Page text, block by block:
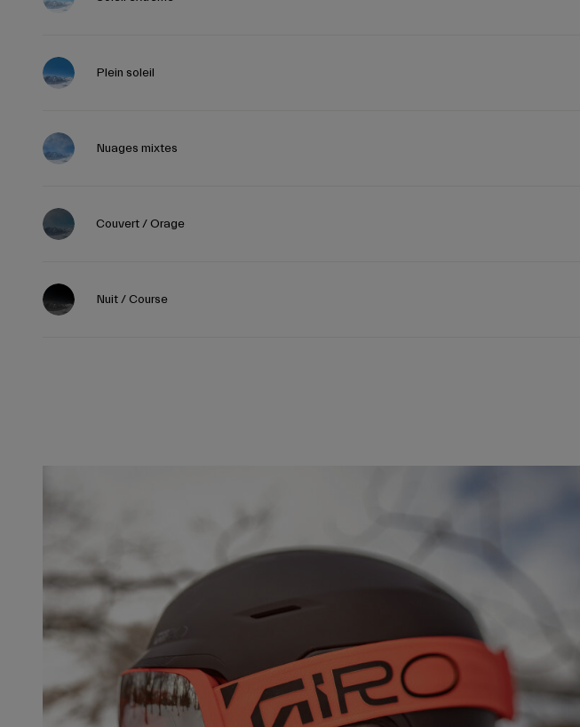
Plein soleil
Nuages mixtes
Couvert / Orage
Nuit / Course